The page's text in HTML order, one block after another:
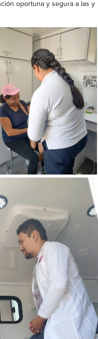
oportuna y segura a las y